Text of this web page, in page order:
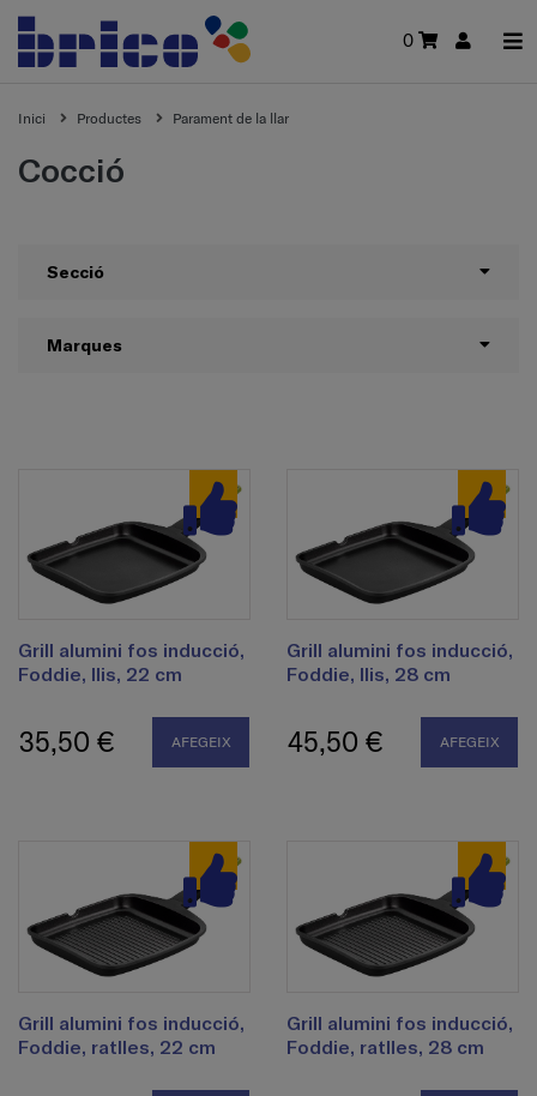
0
Inici Productes Parament de la llar
Cocció
Secció
Marques
Grill alumini fos inducció,
Foddie, llis, 22 cm
35,50 € AFEGEIX
Grill alumini fos inducció,
Foddie, llis, 28 cm
45,50 € AFEGEIX
Grill alumini fos inducció,
Foddie, ratlles, 22 cm
Grill alumini fos inducció,
Foddie, ratlles, 28 cm